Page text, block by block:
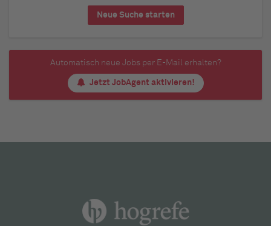
Neue Suche starten
Automatisch neue Jobs per E-Mail erhalten?
Jetzt JobAgent aktivieren!